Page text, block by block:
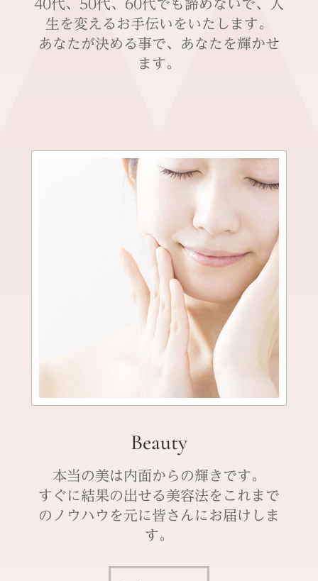
40代、50代、60代でも諦めないで、人
生を変えるお手伝いをいたします。
あなたが決める事で、あなたを輝かせ
ます。
Beauty
本当の美は内面からの輝きです。
すぐに結果の出せる美容法をこれまで
のノウハウを元に皆さんにお届けしま
す。